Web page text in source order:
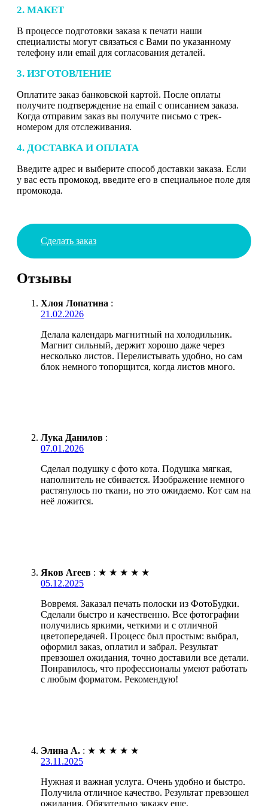
2. МАКЕТ
В процессе подготовки заказа к печати наши
специалисты могут связаться с Вами по указанному
телефону или email для согласования деталей.
3. ИЗГОТОВЛЕНИЕ
Оплатите заказ банковской картой. После оплаты
получите подтверждение на email с описанием заказа.
Когда отправим заказ вы получите письмо с трек-
номером для отслеживания.
4. ДОСТАВКА И ОПЛАТА
Введите адрес и выберите способ доставки заказа. Если
у вас есть промокод, введите его в специальное поле для
промокода.
Сделать заказ
Отзывы
Хлоя Лопатина :
21.02.2026
Делала календарь магнитный на холодильник.
Магнит сильный, держит хорошо даже через
несколько листов. Перелистывать удобно, но сам
блок немного топорщится, когда листов много.
Лука Данилов :
07.01.2026
Сделал подушку с фото кота. Подушка мягкая,
наполнитель не сбивается. Изображение немного
растянулось по ткани, но это ожидаемо. Кот сам на
неё ложится.
Яков Агеев : ★ ★ ★ ★ ★
05.12.2025
Вовремя. Заказал печать полоски из ФотоБудки.
Сделали быстро и качественно. Все фотографии
получились яркими, четкими и с отличной
цветопередачей. Процесс был простым: выбрал,
оформил заказ, оплатил и забрал. Результат
превзошел ожидания, точно доставили все детали.
Понравилось, что профессионалы умеют работать
с любым форматом. Рекомендую!
Элина А. : ★ ★ ★ ★ ★
23.11.2025
Нужная и важная услуга. Очень удобно и быстро.
Получила отличное качество. Результат превзошел
ожидания. Обязательно закажу еще.